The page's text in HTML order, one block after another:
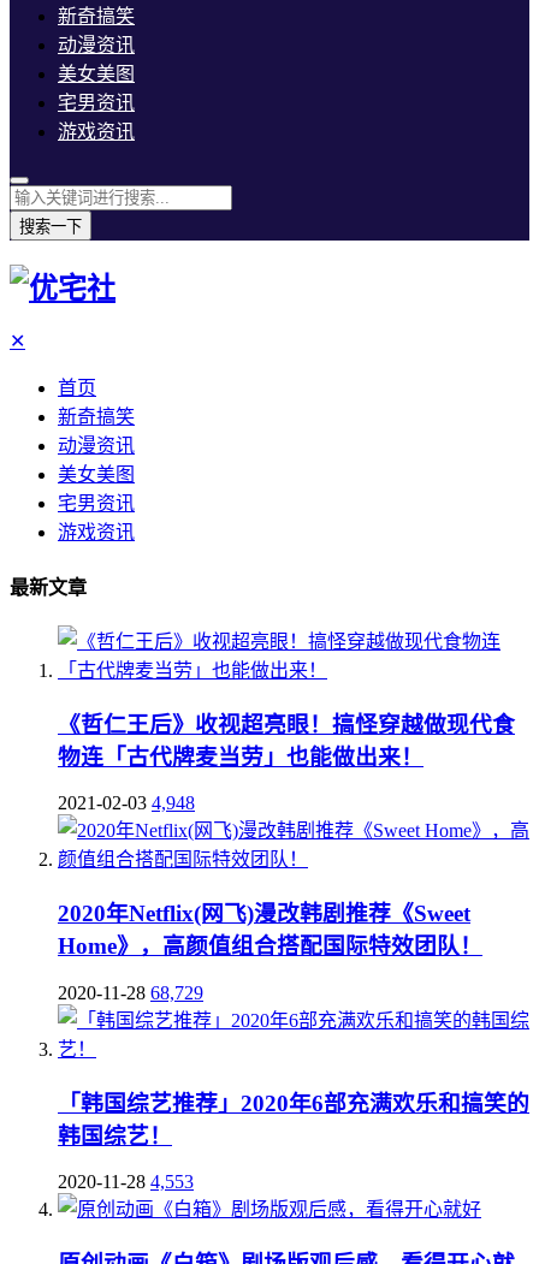
新奇搞笑
动漫资讯
美女美图
宅男资讯
游戏资讯
搜索一下
✕
首页
新奇搞笑
动漫资讯
美女美图
宅男资讯
游戏资讯
最新文章
《哲仁王后》收视超亮眼！搞怪穿越做现代食
物连「古代牌麦当劳」也能做出来！
2021-02-03 4,948
2020年Netflix(网飞)漫改韩剧推荐《Sweet
Home》，高颜值组合搭配国际特效团队！
2020-11-28 68,729
「韩国综艺推荐」2020年6部充满欢乐和搞笑的
韩国综艺！
2020-11-28 4,553